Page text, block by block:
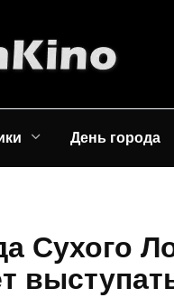
День города
Сухого